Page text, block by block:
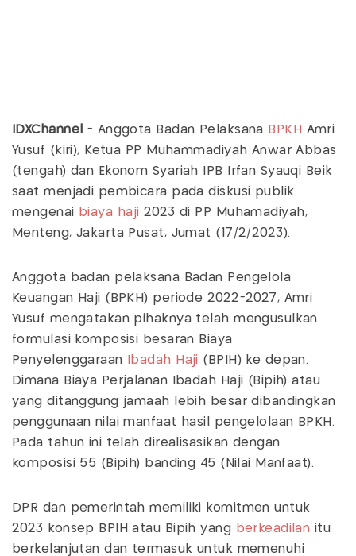
IDXChannel - Anggota Badan Pelaksana BPKH Amri
Yusuf (kiri), Ketua PP Muhammadiyah Anwar Abbas
(tengah) dan Ekonom Syariah IPB Irfan Syauqi Beik
saat menjadi pembicara pada diskusi publik
mengenai biaya haji 2023 di PP Muhamadiyah,
Menteng, Jakarta Pusat, Jumat (17/2/2023).
Anggota badan pelaksana Badan Pengelola
Keuangan Haji (BPKH) periode 2022-2027, Amri
Yusuf mengatakan pihaknya telah mengusulkan
formulasi komposisi besaran Biaya
Penyelenggaraan
Ibadah Haji (BPIH) ke depan.
Dimana Biaya Perjalanan Ibadah Haji (Bipih) atau
yang ditanggung jamaah lebih besar dibandingkan
penggunaan nilai manfaat hasil pengelolaan BPKH.
Pada tahun ini telah direalisasikan dengan
komposisi 55 (Bipih) banding 45 (Nilai Manfaat).
DPR dan pemerintah memiliki komitmen untuk
2023 konsep BPIH atau Bipih yang berkeadilan itu
berkelanjutan dan termasuk untuk memenuhi